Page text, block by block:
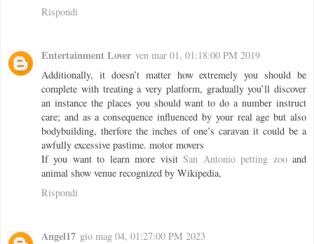
Rispondi
Entertainment Lover ven mar 01, 01:18:00 PM 2019
Additionally, it doesn’t matter how extremely you should be
complete with treating a very platform, gradually you’ll discover
an instance the places you should want to do a number instruct
care; and as a consequence influenced by your real age but also
bodybuilding, therfore the inches of one’s caravan it could be a
awfully excessive pastime. motor movers
If you want to learn more visitSan Antonio petting zooand
animal show venue recognized by Wikipedia,
Rispondi
Angel17 gio mag 04, 01:27:00 PM 2023